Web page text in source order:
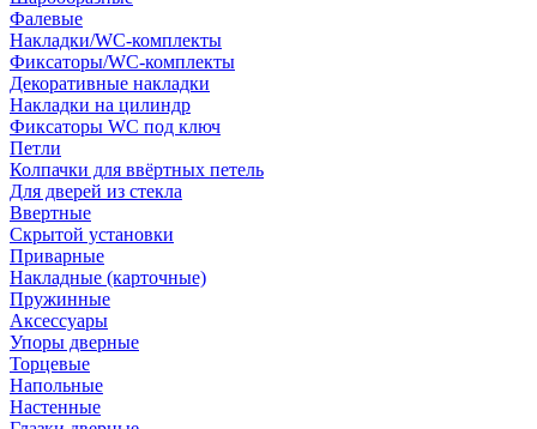
Фалевые
Накладки/WC-комплекты
Фиксаторы/WC-комплекты
Декоративные накладки
Накладки на цилиндр
Фиксаторы WC под ключ
Петли
Колпачки для ввёртных петель
Для дверей из стекла
Ввертные
Скрытой установки
Приварные
Накладные (карточные)
Пружинные
Аксессуары
Упоры дверные
Торцевые
Напольные
Настенные